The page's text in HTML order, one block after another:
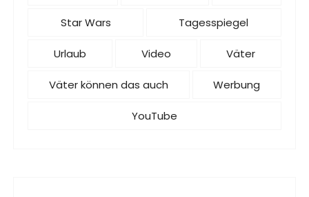
Star Wars Tagesspiegel
Urlaub Video Väter
Väter können das auch Werbung
YouTube